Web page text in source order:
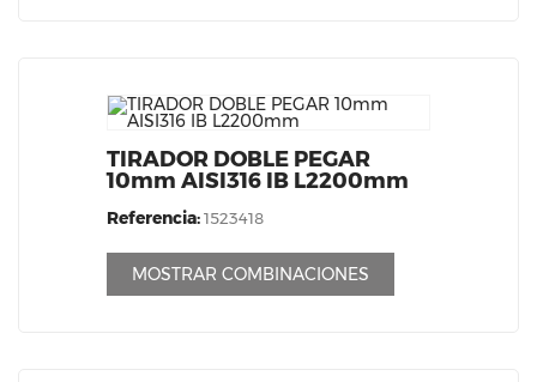
TIRADOR DOBLE PEGAR
10mm AISI316 IB L2200mm
Referencia:1523418
MOSTRAR COMBINACIONES